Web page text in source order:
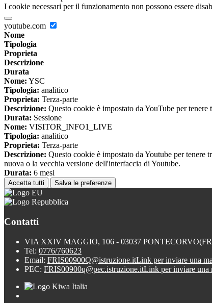
I cookie necessari per il funzionamento non possono essere
youtube.com
Nome
Tipologia
Proprieta
Descrizione
Durata
Nome: YSC
Tipologia: analitico
Proprieta: Terza-parte
Descrizione: Questo cookie è impostato da YouTube per
Durata: Sessione
Nome: VISITOR_INFO1_LIVE
Tipologia: analitico
Proprieta: Terza-parte
Descrizione: Questo cookie è impostato da Youtube per
nuova o la vecchia versione dell'interfaccia di Youtube.
Durata: 6 mesi
Accetta tutti Salva le preferenze
Contatti
VIA XXIV MAGGIO, 106 - 03037
Tel: 0776/760623
Email: FRIS00900Q@istruzione.itLink per inviare una
PEC: FRIS00900q@pec.istruzione.itLink per inviare una